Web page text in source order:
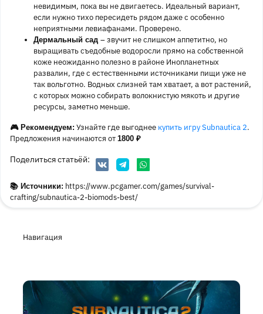
невидимым, пока вы не двигаетесь. Идеальный вариант,
если нужно тихо пересидеть рядом даже с особенно
неприятными левиафанами. Проверено.
Дермальный сад – звучит не слишком аппетитно, но
выращивать съедобные водоросли прямо на собственной
коже неожиданно полезно в районе Инопланетных
развалин, где с естественными источниками пищи уже не
так вольготно. Водных слизней там хватает, а вот растений,
с которых можно собирать волокнистую мякоть и другие
ресурсы, заметно меньше.
🎮 Рекомендуем: Узнайте где выгоднее купить игру Subnautica 2.
Предложения начинаются от 1800 ₽
Поделиться статьёй:
📚 Источники: https://www.pcgamer.com/games/survival-
crafting/subnautica-2-biomods-best/
Навигация